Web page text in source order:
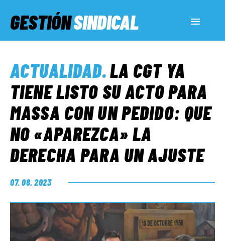
GESTIÓNSINDICAL
SERVICIOS SOCIALES
INFORMES ESPECIALES
FUERA DE MEGÁFONO
EL LADO «G»
ACTUALIDAD.LA CGT YA
TIENE LISTO SU ACTO PARA
MASSA CON UN PEDIDO: QUE
NO «APAREZCA» LA
DERECHA PARA UN AJUSTE
07. 08. 2023